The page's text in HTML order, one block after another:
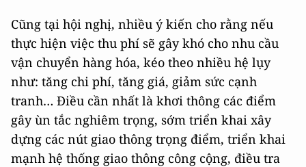
Cũng tại hội nghị, nhiều ý kiến cho rằng nếu
thực hiện việc thu phí sẽ gây khó cho nhu cầu
vận chuyển hàng hóa, kéo theo nhiều hệ lụy
như: tăng chi phí, tăng giá, giảm sức cạnh
tranh… Điều cần nhất là khơi thông các điểm
gây ùn tắc nghiêm trọng, sớm triển khai xây
dựng các nút giao thông trọng điểm, triển khai
mạnh hệ thống giao thông công cộng, điều tra